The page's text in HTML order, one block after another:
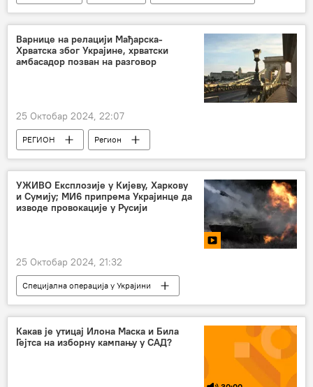
Самит БРИКС-а у Казању
БРИКС
Анализе и мишљења
Варнице на релацији Мађарска-
Хрватска због Украјине, хрватски
амбасадор позван на разговор
25 Октобар 2024, 22:07
РЕГИОН
Регион
Регион – политика
Мађарска
Хрватска
Украјина Петер Сијарто
УЖИВО Експлозије у Кијеву, Харкову
и Сумију; МИ6 припрема Украјинце да
изводе провокације у Русији
25 Октобар 2024, 21:32
Специјална операција у Украјини
Специјална војна операција у Украјини – вести
Русија
Донбас
Какав је утицај Илона Маска и Била
Гејтса на изборну кампању у САД?